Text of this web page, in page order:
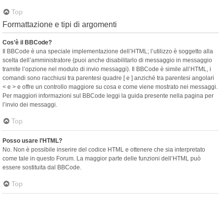
Top
Formattazione e tipi di argomenti
Cos’è il BBCode?
Il BBCode è una speciale implementazione dell’HTML; l’utilizzo è soggetto alla
scelta dell’amministratore (puoi anche disabilitarlo di messaggio in messaggio
tramite l’opzione nel modulo di invio messaggi). Il BBCode è simile all’HTML, i
comandi sono racchiusi tra parentesi quadre [ e ] anziché tra parentesi angolari
< e > e offre un controllo maggiore su cosa e come viene mostrato nei messaggi.
Per maggiori informazioni sul BBCode leggi la guida presente nella pagina per
l’invio dei messaggi.
Top
Posso usare l’HTML?
No. Non è possibile inserire del codice HTML e ottenere che sia interpretato
come tale in questo Forum. La maggior parte delle funzioni dell’HTML può
essere sostituita dal BBCode.
Top